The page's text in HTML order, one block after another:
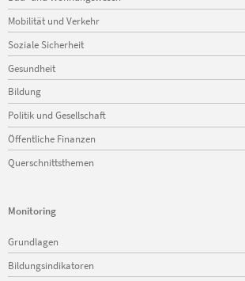
Mobilität und Verkehr
Soziale Sicherheit
Gesundheit
Bildung
Politik und Gesellschaft
Öffentliche Finanzen
Querschnittsthemen
Monitoring
Navigation
überspringen
Grundlagen
Bildungsindikatoren